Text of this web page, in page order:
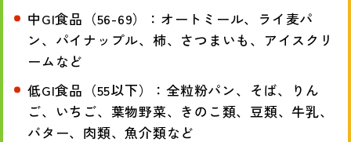
中GI食品（56-69）：オートミール、ライ麦パ
ン、パイナップル、柿、さつまいも、アイスクリ
ームなど
低GI食品（55以下）：全粒粉パン、そば、りん
ご、いちご、葉物野菜、きのこ類、豆類、牛乳、
バター、肉類、魚介類など